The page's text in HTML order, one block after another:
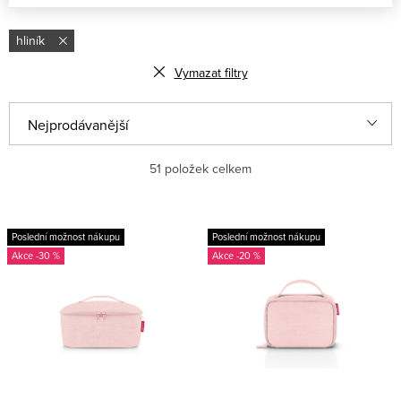
hliník
Vymazat filtry
ý
s
p
a
n
í
Nejprodávanější
Abecedně
51 položek celkem
Poslední možnost nákupu
-30 %
Poslední možnost nákupu
-20 %